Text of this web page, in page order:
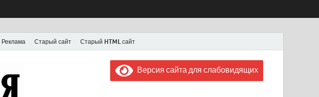
Реклама Старый сайт Старый HTML сайт
Газета "Советская Россия"
Выпускается с июля 1956 года
Версия сайта для слабовидящих